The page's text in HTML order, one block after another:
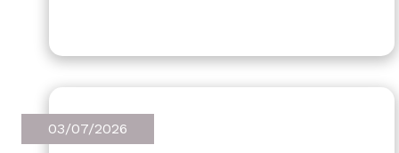
03/07/2026